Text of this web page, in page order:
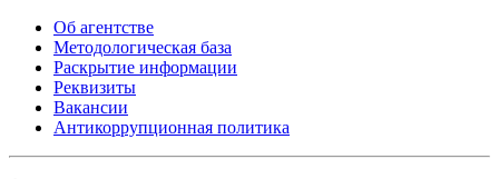
Об агентстве
Методологическая база
Раскрытие информации
Реквизиты
Вакансии
Антикоррупционная политика